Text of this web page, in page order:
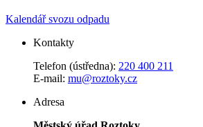
Kalendář svozu odpadu
Kontakty
Telefon (ústředna): 220 400 211
E-mail: mu@roztoky.cz
Adresa